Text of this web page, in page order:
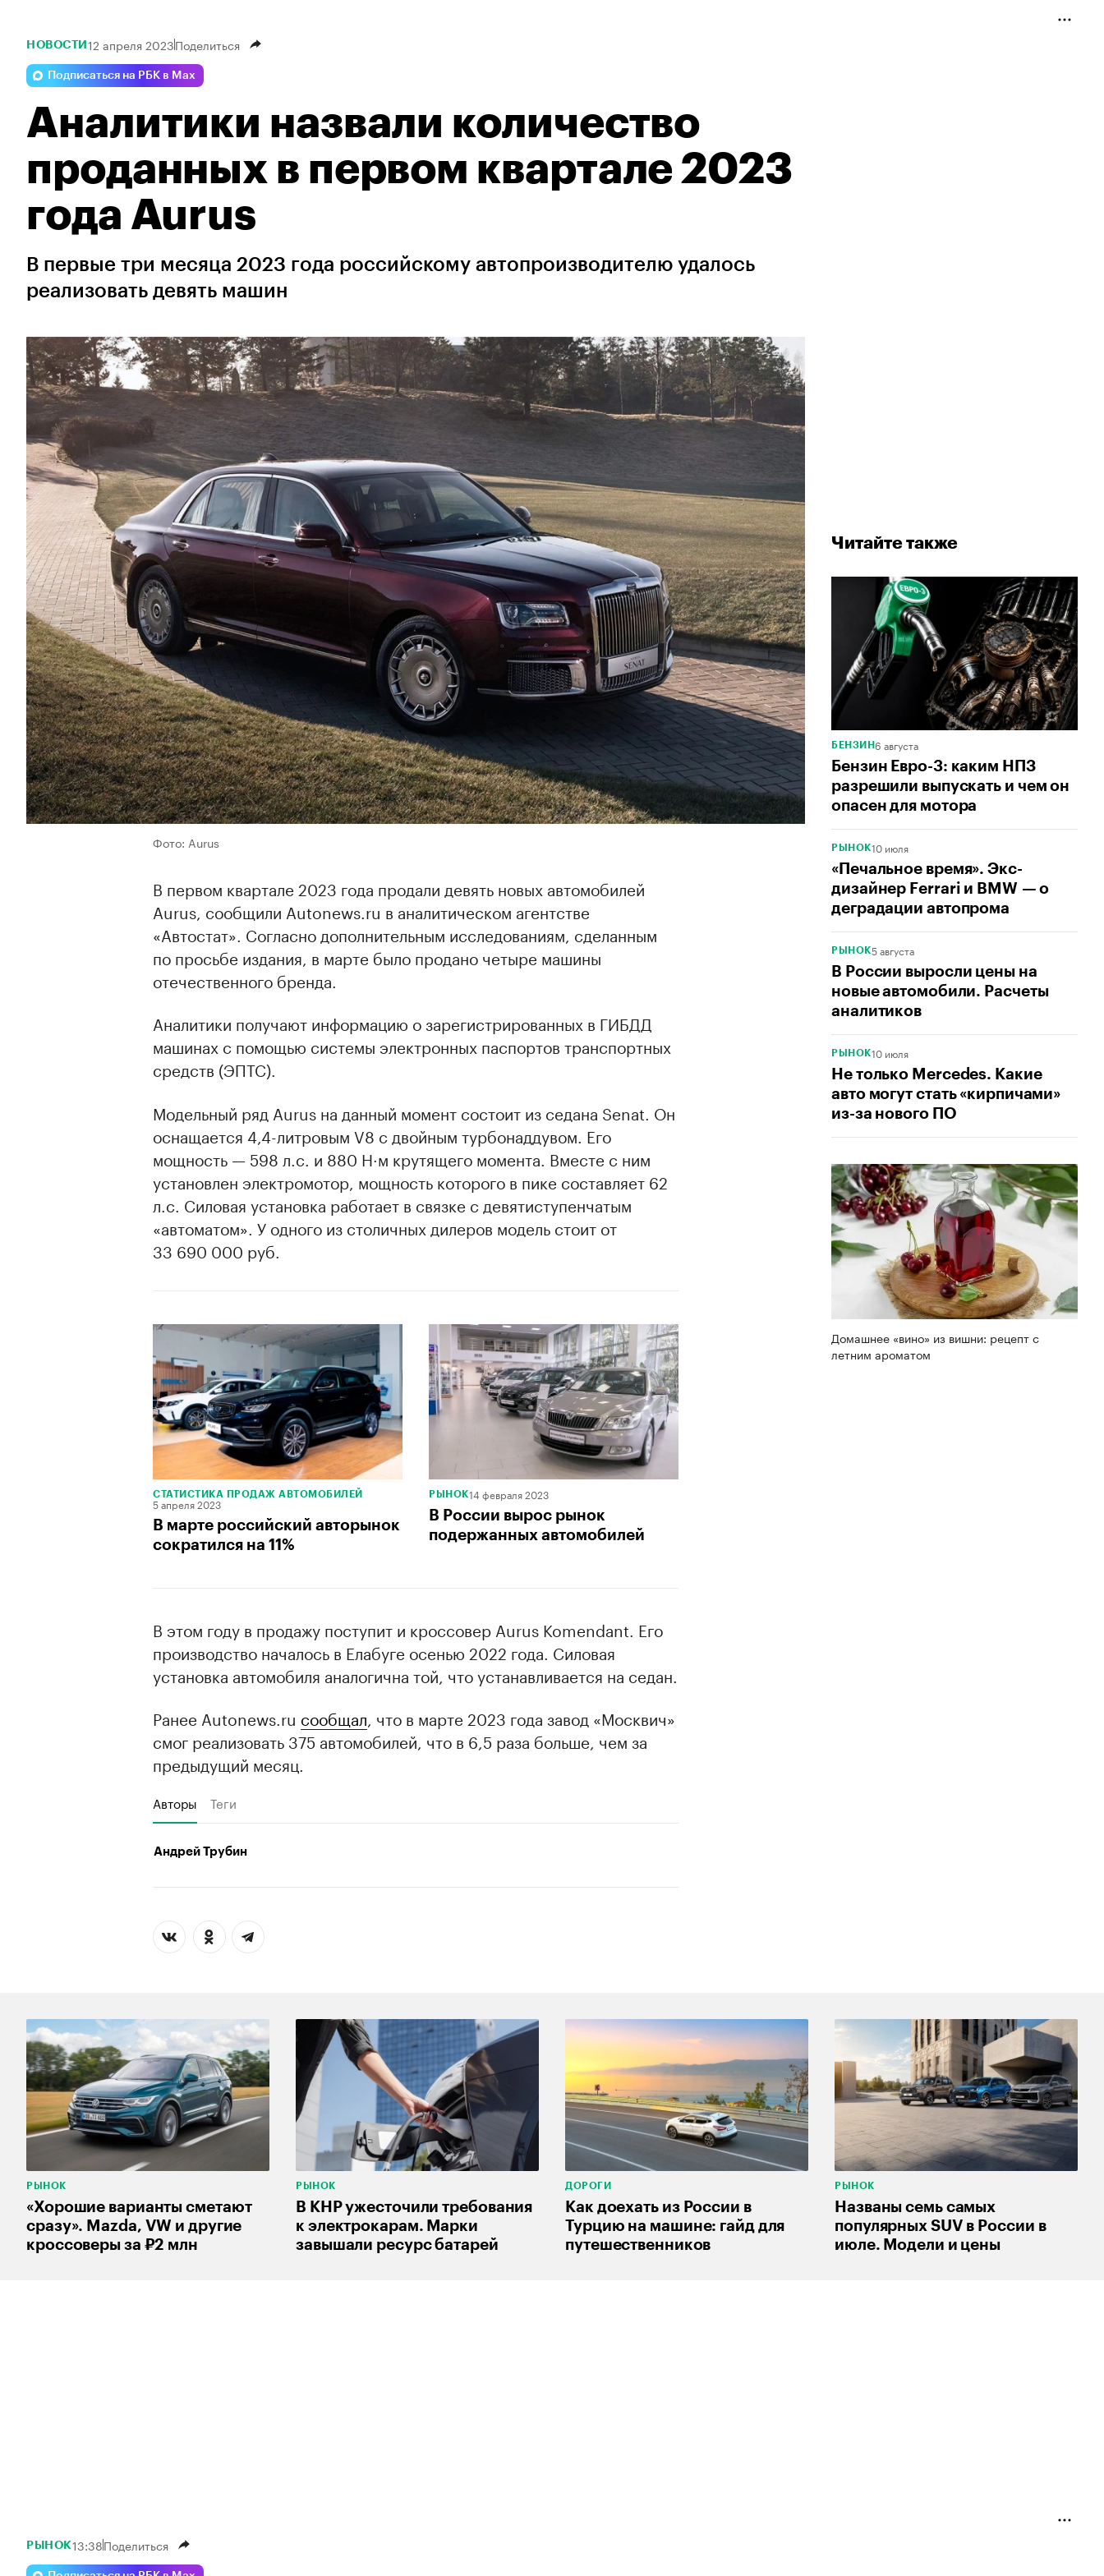
Читайте также
БЕНЗИН6 августа
Бензин Евро-3: каким НПЗ
разрешили выпускать и чем он
опасен для мотора
РЫНОК10 июля
«Печальное время». Экс-
дизайнер Ferrari и BMW — о
деградации автопрома
РЫНОК5 августа
В России выросли цены на
новые автомобили. Расчеты
аналитиков
РЫНОК10 июля
Не только Mercedes. Какие
авто могут стать «кирпичами»
из-за нового ПО
Домашнее «вино» из вишни: рецепт с
летним ароматом
НОВОСТИ 12 апреля 2023Поделиться
Подписаться на РБК в Max
Аналитики назвали количество
проданных в первом квартале 2023
года Aurus
В первые три месяца 2023 года российскому автопроизводителю удалось
реализовать девять машин
Фото: Aurus
В первом квартале 2023 года продали девять новых автомобилей
Aurus, сообщили Autonews.ru в аналитическом агентстве
«Автостат». Согласно дополнительным исследованиям, сделанным
по просьбе издания, в марте было продано четыре машины
отечественного бренда.
Аналитики получают информацию о зарегистрированных в ГИБДД
машинах с помощью системы электронных паспортов транспортных
средств (ЭПТС).
00:00 / 00:00
Модельный ряд Aurus на данный момент состоит из седана Senat. Он
оснащается 4,4-литровым V8 с двойным турбонаддувом. Его
мощность — 598 л.с. и 880 Н·м крутящего момента. Вместе с ним
установлен электромотор, мощность которого в пике составляет 62
л.с. Силовая установка работает в связке с девятиступенчатым
«автоматом». У одного из столичных дилеров модель стоит от
33 690 000 руб.
СТАТИСТИКА ПРОДАЖ АВТОМОБИЛЕЙ
5 апреля 2023
В марте российский авторынок
сократился на 11%
РЫНОК14 февраля 2023
В России вырос рынок
подержанных автомобилей
В этом году в продажу поступит и кроссовер Aurus Komendant. Его
производство началось в Елабуге осенью 2022 года. Силовая
установка автомобиля аналогична той, что устанавливается на седан.
Ранее Autonews.ru сообщал , что в марте 2023 года завод «Москвич»
смог реализовать 375 автомобилей, что в 6,5 раза больше, чем за
предыдущий месяц.
Авторы Теги
Андрей Трубин
РЫНОК
«Хорошие варианты сметают
сразу». Mazda, VW и другие
кроссоверы за ₽2 млн
РЫНОК
В КНР ужесточили требования
к электрокарам. Марки
завышали ресурс батарей
ДОРОГИ
Как доехать из России в
Турцию на машине: гайд для
путешественников
РЫНОК
Названы семь самых
популярных SUV в России в
июле. Модели и цены
РЫНОК13:38Поделиться